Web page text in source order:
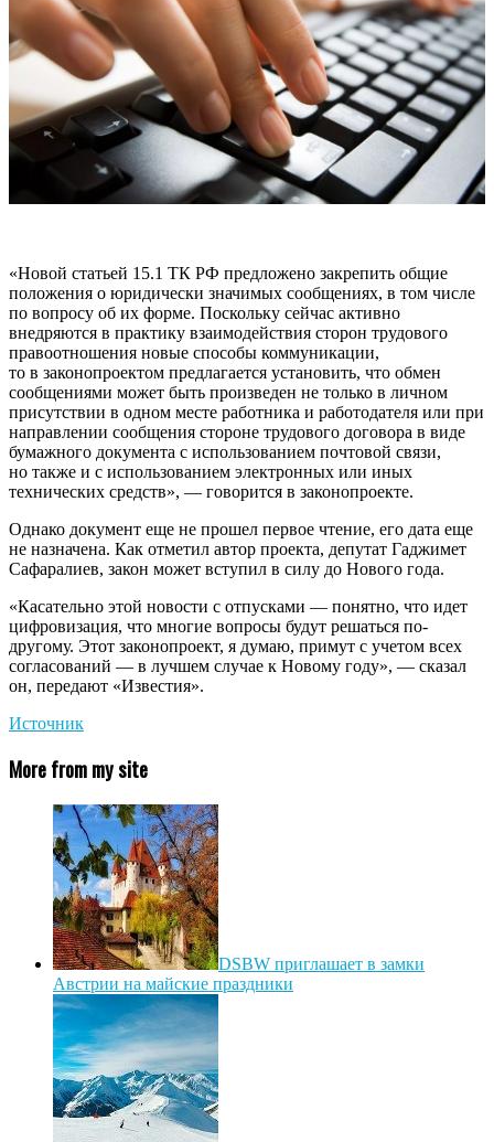
«Новой статьей 15.1 ТК РФ предложено закрепить общие
положения о юридически значимых сообщениях, в том числе
по вопросу об их форме. Поскольку сейчас активно
внедряются в практику взаимодействия сторон трудового
правоотношения новые способы коммуникации,
то в законопроектом предлагается установить, что обмен
сообщениями может быть произведен не только в личном
присутствии в одном месте работника и работодателя или при
направлении сообщения стороне трудового договора в виде
бумажного документа с использованием почтовой связи,
но также и с использованием электронных или иных
технических средств», — говорится в законопроекте.
Однако документ еще не прошел первое чтение, его дата еще
не назначена. Как отметил автор проекта, депутат Гаджимет
Сафаралиев, закон может вступил в силу до Нового года.
«Касательно этой новости с отпусками — понятно, что идет
цифровизация, что многие вопросы будут решаться по-
другому. Этот законопроект, я думаю, примут с учетом всех
согласований — в лучшем случае к Новому году», — сказал
он, передают «Известия».
Источник
More from my site
DSBW приглашает в замки
Австрии на майские праздники